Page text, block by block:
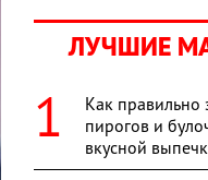
ЛУЧШИЕ
Как правильно
пирогов и
вкусной